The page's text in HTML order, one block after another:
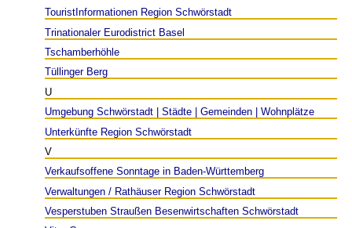
TouristInformationen Region Schwörstadt
Trinationaler Eurodistrict Basel
Tschamberhöhle
Tüllinger Berg
U
Umgebung Schwörstadt | Städte | Gemeinden | Wohnplätze
Unterkünfte Region Schwörstadt
V
Verkaufsoffene Sonntage in Baden-Württemberg
Verwaltungen / Rathäuser Region Schwörstadt
Vesperstuben Straußen Besenwirtschaften Schwörstadt